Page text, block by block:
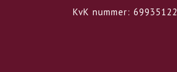
KvK nummer: 69935122